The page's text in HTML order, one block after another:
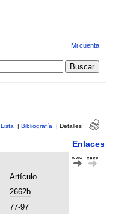
Mi cuenta
Lista | Bibliografía | Detalles
Enlaces
Artículo
2662b
77-97